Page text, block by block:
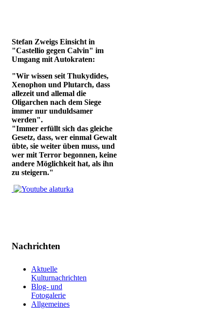
Stefan Zweigs Einsicht in
"Castellio gegen Calvin" im
Umgang mit Autokraten:
"Wir wissen seit Thukydides,
Xenophon und Plutarch, dass
allezeit und allemal die
Oligarchen nach dem Siege
immer nur unduldsamer
werden".
"Immer erfüllt sich das gleiche
Gesetz, dass, wer einmal Gewalt
übte, sie weiter üben muss, und
wer mit Terror begonnen, keine
andere Möglichkeit hat, als ihn
zu steigern."
Nachrichten
Aktuelle
Kulturnachrichten
Blog- und
Fotogalerie
Allgemeines